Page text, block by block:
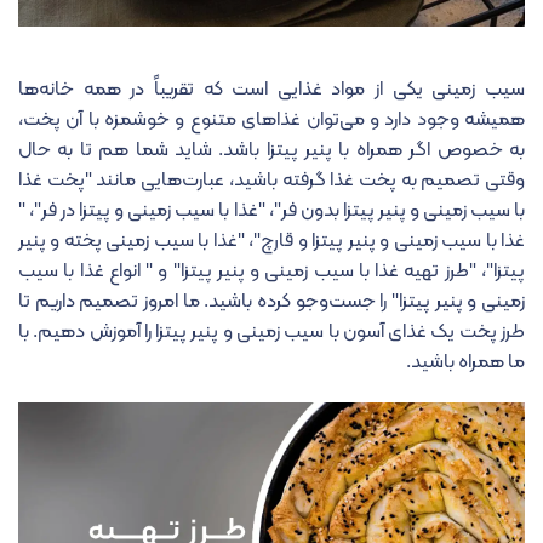
سیب زمینی یکی از مواد غذایی‌ است که تقریباً در همه خانه‌ها
همیشه وجود دارد و می‌توان غذاهای متنوع و خوشمزه با آن پخت،
به خصوص اگر همراه با پنیر پیتزا باشد. شاید شما هم تا به حال
وقتی تصمیم به پخت غذا گرفته باشید، عبارت‌هایی مانند "پخت غذا
با سیب زمینی و پنیر پیتزا بدون فر"، "غذا با سیب زمینی و پیتزا در فر"، "
غذا با سیب زمینی و پنیر پیتزا و قارچ"، "غذا با سیب زمینی پخته و پنیر
پیتزا"، "طرز تهیه غذا با سیب زمینی و پنیر پیتزا" و " انواع غذا با سیب
زمینی و پنیر پیتزا" را جست‌وجو کرده باشید. ما امروز تصمیم داریم تا
طرز پخت یک غذای آسون با سیب زمینی و پنیر پیتزا را آموزش دهیم. با
ما همراه باشید.